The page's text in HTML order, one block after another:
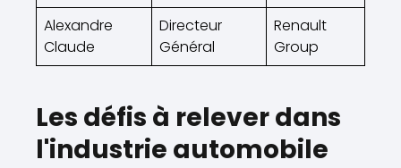
Alexandre
Claude
Directeur
Général
Renault
Group
Les défis à relever dans
l'industrie automobile